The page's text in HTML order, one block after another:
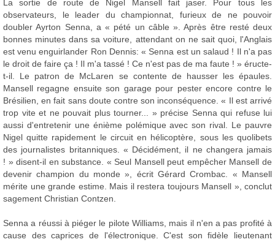
La sortie de route de Nigel Mansell fait jaser. Pour tous les
observateurs, le leader du championnat, furieux de ne pouvoir
doubler Ayrton Senna, a « pété un câble ». Après être resté deux
bonnes minutes dans sa voiture, attendant on ne sait quoi, l'Anglais
est venu enguirlander Ron Dennis: « Senna est un salaud ! Il n'a pas
le droit de faire ça ! Il m'a tassé ! Ce n'est pas de ma faute ! » éructe-
t-il. Le patron de McLaren se contente de hausser les épaules.
Mansell regagne ensuite son garage pour pester encore contre le
Brésilien, en fait sans doute contre son inconséquence. « Il est arrivé
trop vite et ne pouvait plus tourner... » précise Senna qui refuse lui
aussi d'entretenir une énième polémique avec son rival. Le pauvre
Nigel quitte rapidement le circuit en hélicoptère, sous les quolibets
des journalistes britanniques. « Décidément, il ne changera jamais
! » disent-il en substance. « Seul Mansell peut empêcher Mansell de
devenir champion du monde », écrit Gérard Crombac. « Mansell
mérite une grande estime. Mais il restera toujours Mansell », conclut
sagement Christian Contzen.
Senna a réussi à piéger le pilote Williams, mais il n'en a pas profité à
cause des caprices de l'électronique. C'est son fidèle lieutenant